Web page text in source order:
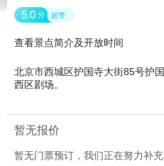
5.0 分 超赞
查看景点简介及开放时间
北京市西城区护国寺大街85号护
西区剧场。
暂无报价
暂无门票预订，我们正在努力补充